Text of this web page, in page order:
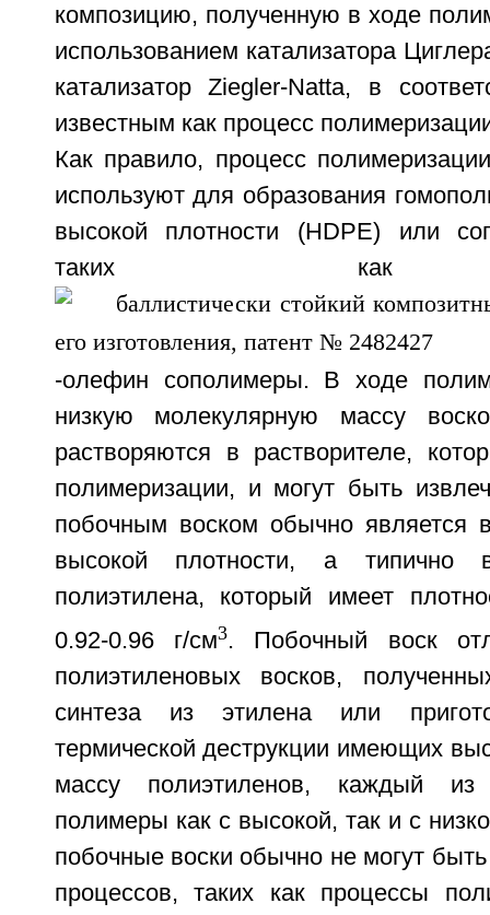
композицию, полученную в ходе
использованием катализатора
катализатор Ziegler-Natta, в
известным как процесс
Как правило, процесс
используют для образования
высокой плотности (HDPE) или
таких как
-олефин сополимеры. В ходе
низкую молекулярную массу
растворяются в растворителе,
полимеризации, и могут быть
побочным воском обычно является
высокой плотности, а типично
полиэтилена, который имеет
0.92-0.96 г/см3. Побочный воск
полиэтиленовых восков,
синтеза из этилена или
термической деструкции имеющих
массу полиэтиленов, каждый из
полимеры как с высокой, так и с
побочные воски обычно не могут
процессов, таких как процессы